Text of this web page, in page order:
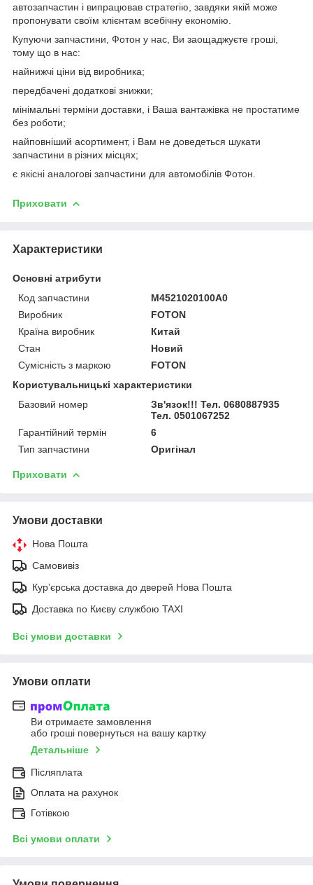
автозапчастин і випрацював стратегію, завдяки якій може
пропонувати своїм клієнтам всебічну економію.
Купуючи запчастини, Фотон у нас, Ви заощаджуєте гроші,
тому що в нас:
найнижчі ціни від виробника;
передбачені додаткові знижки;
мінімальні терміни доставки, і Ваша вантажівка не простатиме
без роботи;
найповніший асортимент, і Вам не доведеться шукати
запчастини в різних місцях;
є якісні аналогові запчастини для автомобілів Фотон.
Приховати
Характеристики
Основні атрибути
Код запчастини
M4521020100A0
Виробник
FOTON
Країна виробник
Китай
Стан
Новий
Сумісність з маркою
FOTON
Користувальницькі характеристики
Базовий номер
Зв'язок!!! Тел. 0680887935
Тел. 0501067252
Гарантійний термін
6
Тип запчастини
Оригінал
Приховати
Умови доставки
Нова Пошта
Самовивіз
Курʼєрська доставка до дверей Нова Пошта
Доставка по Києву службою TAXI
Всі умови доставки
Умови оплати
Ви отримаєте замовлення
або гроші повернуться на вашу картку
Детальніше
Післяплата
Оплата на рахунок
Готівкою
Всі умови оплати